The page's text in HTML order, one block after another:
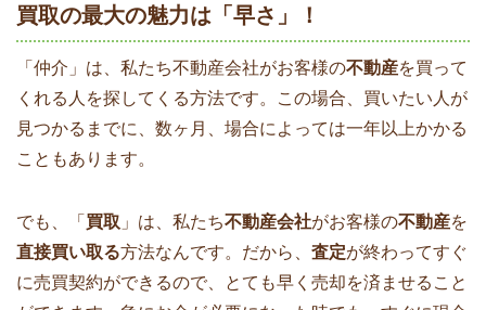
買取の最大の魅力は「早さ」！
「仲介」は、私たち不動産会社がお客様の不動産を買って
くれる人を探してくる方法です。この場合、買いたい人が
見つかるまでに、数ヶ月、場合によっては一年以上かかる
こともあります。
でも、「 買取 」は、私たち不動産会社がお客様の不動産を
直接買い取る方法なんです。だから、 査定が終わってすぐ
に売買契約ができるので、とても早く売却を済ませること